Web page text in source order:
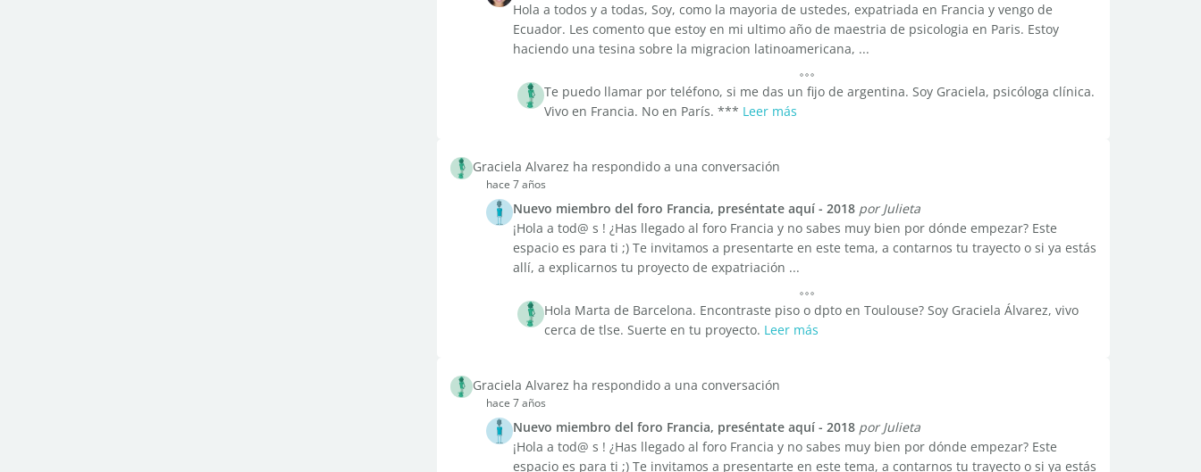
Hola a todos y a todas, Soy, como la mayoria de ustedes, expatriada en Francia y vengo de
Ecuador. Les comento que estoy en mi ultimo año de maestria de psicologia en Paris. Estoy
haciendo una tesina sobre la migracion latinoamericana, ...
Te puedo llamar por teléfono, si me das un fijo de argentina. Soy Graciela, psicóloga clínica.
Vivo en Francia. No en París. *** Leer más
Graciela Alvarez ha respondido a una conversación
hace 7 años
Nuevo miembro del foro Francia, preséntate aquí - 2018 por Julieta
¡Hola a tod@ s ! ¿Has llegado al foro Francia y no sabes muy bien por dónde empezar? Este
espacio es para ti ;) Te invitamos a presentarte en este tema, a contarnos tu trayecto o si ya estás
allí, a explicarnos tu proyecto de expatriación ...
Hola Marta de Barcelona. Encontraste piso o dpto en Toulouse? Soy Graciela Álvarez, vivo
cerca de tlse. Suerte en tu proyecto. Leer más
Graciela Alvarez ha respondido a una conversación
hace 7 años
Nuevo miembro del foro Francia, preséntate aquí - 2018 por Julieta
¡Hola a tod@ s ! ¿Has llegado al foro Francia y no sabes muy bien por dónde empezar? Este
espacio es para ti ;) Te invitamos a presentarte en este tema, a contarnos tu trayecto o si ya estás